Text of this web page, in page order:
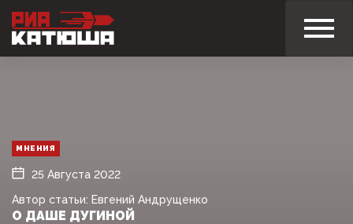
МНЕНИЯ
25 Августа 2022
Автор статьи: Евгений Андрущенко
О ДАШЕ ДУГИНОЙ